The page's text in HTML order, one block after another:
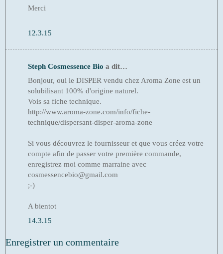
Merci
12.3.15
Steph Cosmessence Bio a dit…
Bonjour, oui le DISPER vendu chez Aroma Zone est un
solubilisant 100% d'origine naturel.
Vois sa fiche technique.
http://www.aroma-zone.com/info/fiche-
technique/dispersant-disper-aroma-zone
Si vous découvrez le fournisseur et que vous créez votre
compte afin de passer votre première commande,
enregistrez moi comme marraine avec
cosmessencebio@gmail.com
;-)
A bientot
14.3.15
Enregistrer un commentaire